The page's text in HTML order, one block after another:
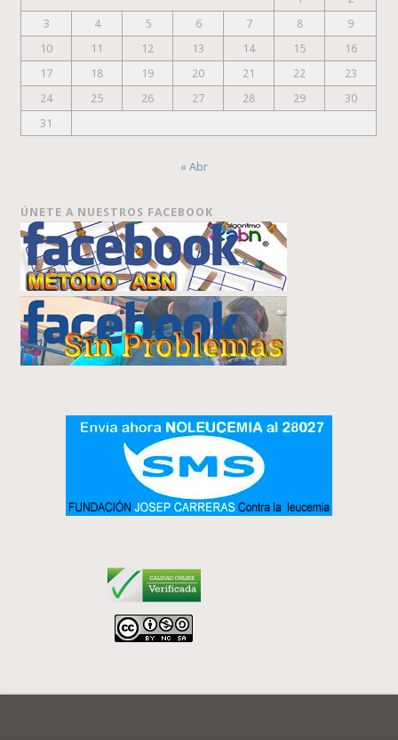
3
4 5 6 7 8
9
10
11 12 13 14 15
16
17
18 19 20 21 22
23
24
25 26 27 28 29
30
31
« Abr
ÚNETE A NUESTROS FACEBOOK